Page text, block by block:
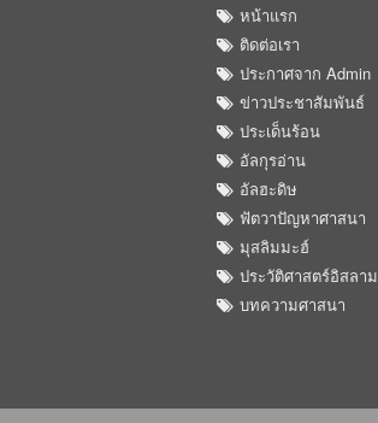
หน้าแรก
ติดต่อเรา
ประกาศจาก Admin
ข่าวประชาสัมพันธ์
ประเด็นร้อน
อัลกุรอ่าน
อัลฮะดิษ
ฟัตวาปัญหาศาสนา
มุสลิมมะฮ์
ประวัติศาสตร์อิสลาม
บทความศาสนา